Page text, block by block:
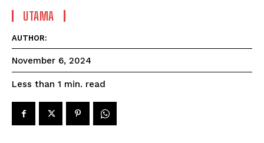
UTAMA
AUTHOR:
November 6, 2024
Less than 1 min. read